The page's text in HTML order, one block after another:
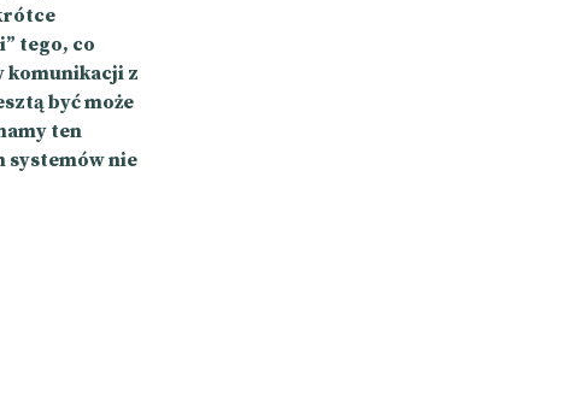
tego, co
komunikacji z
być może
ten
systemów nie